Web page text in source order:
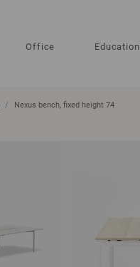
Office Education
Nexus bench, fixed height 74